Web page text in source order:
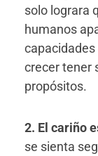
solo lograra
humanos
capacidades
crecer tener
propósitos.
2. El cariño
se sienta